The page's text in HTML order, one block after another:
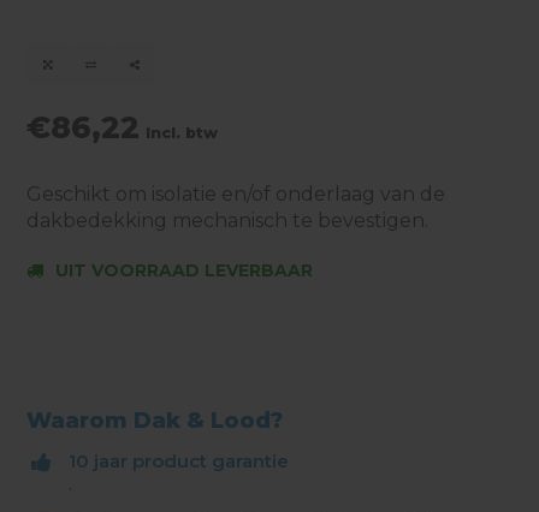
€86,22 Incl. btw
Geschikt om isolatie en/of onderlaag van de
dakbedekking mechanisch te bevestigen.
UIT VOORRAAD LEVERBAAR
Waarom Dak & Lood?
10 jaar product garantie
.